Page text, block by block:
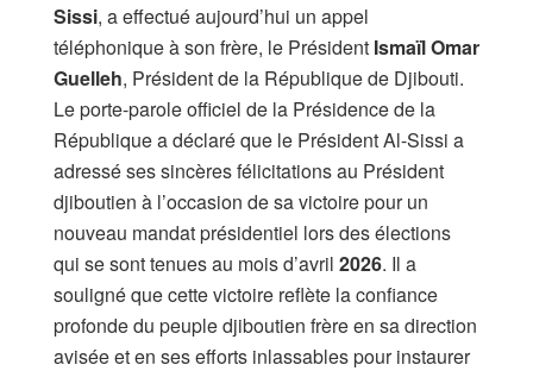
Sissi, a effectué aujourd’hui un appel
téléphonique à son frère, le Président Ismaïl Omar
Guelleh, Président de la République de Djibouti.
Le porte-parole officiel de la Présidence de la
République a déclaré que le Président Al-Sissi a
adressé ses sincères félicitations au Président
djiboutien à l’occasion de sa victoire pour un
nouveau mandat présidentiel lors des élections
qui se sont tenues au mois d’avril 2026. Il a
souligné que cette victoire reflète la confiance
profonde du peuple djiboutien frère en sa direction
avisée et en ses efforts inlassables pour instaurer